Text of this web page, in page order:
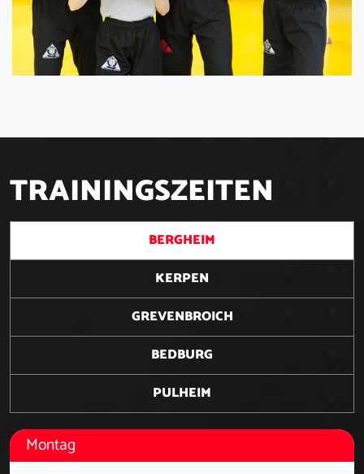
TRAININGSZEITEN
BERGHEIM
KERPEN
GREVENBROICH
BEDBURG
PULHEIM
Montag